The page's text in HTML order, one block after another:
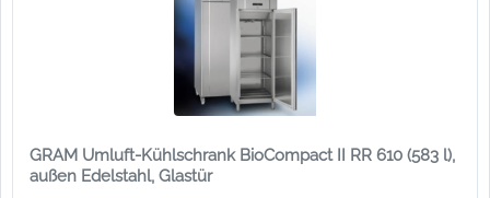
GRAM Umluft-Kühlschrank BioCompact II RR 610 (583 l),
außen Edelstahl, Glastür